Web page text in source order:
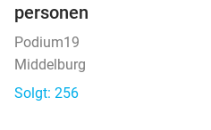
personen
Podium19
Middelburg
Solgt: 256